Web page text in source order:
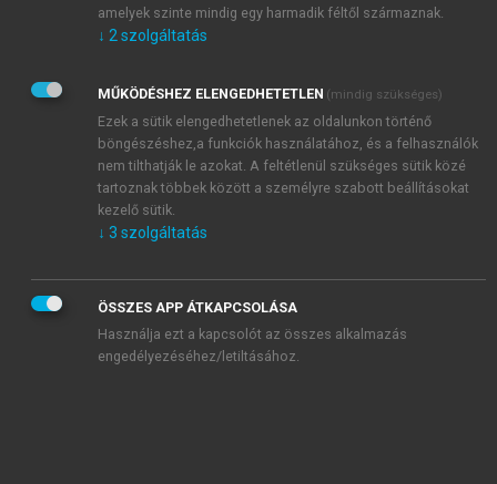
Kérek értesítést a MeRSZ újdonságairól, akcióiról.
Kérek értesítést az Akadémiai Kiadó Zrt. újdonságairól,
Adatkezelési tájékoztatóbanfoglaltakat tudomásul
veszem és elfogadom.
Általános vásárlási feltételeket, valamint a szotar.netés a
mersz.huoldalak licencszerződéseiben foglaltakat
tudomásul veszem és elfogadom.
KIPRÓBÁLOM
amelyek szinte mindig egy harmadik féltől származnak.
↓ 2 szolgáltatás
MŰKÖDÉSHEZ ELENGEDHETETLEN (mindig szükséges)
Ezek a sütik elengedhetetlenek az oldalunkon történő
böngészéshez,a funkciók használatához, és a felhasználók
nem tilthatják le azokat. A feltétlenül szükséges sütik közé
tartoznak többek között a személyre szabott beállításokat
kezelő sütik.
↓ 3 szolgáltatás
ÖSSZES APP ÁTKAPCSOLÁSA
Használja ezt a kapcsolót az összes alkalmazás
engedélyezéséhez/letiltásához.